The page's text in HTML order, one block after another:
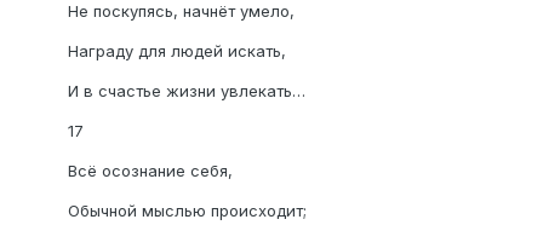
Не поскупясь, начнёт умело,
Награду для людей искать,
И в счастье жизни увлекать…
17
Всё осознание себя,
Обычной мыслью происходит;